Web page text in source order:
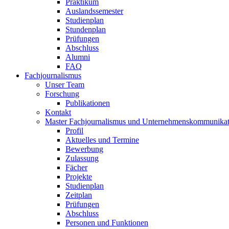
Praktikum
Auslandssemester
Studienplan
Stundenplan
Prüfungen
Abschluss
Alumni
FAQ
Fachjournalismus
Unser Team
Forschung
Publikationen
Kontakt
Master Fachjournalismus und
Profil
Aktuelles und Termine
Bewerbung
Zulassung
Fächer
Projekte
Studienplan
Zeitplan
Prüfungen
Abschluss
Personen und Funktionen